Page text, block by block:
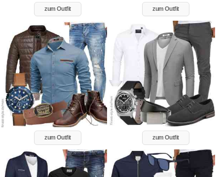
zum Outfit zum Outfit
zum Outfit zum Outfit